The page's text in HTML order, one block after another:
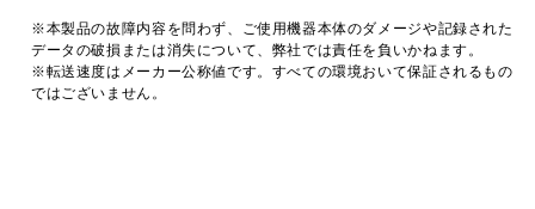
※本製品の故障内容を問わず、ご使用機器本体のダメージや記録された
データの破損または消失について、弊社では責任を負いかねます。
※転送速度はメーカー公称値です。すべての環境おいて保証されるもの
ではございません。